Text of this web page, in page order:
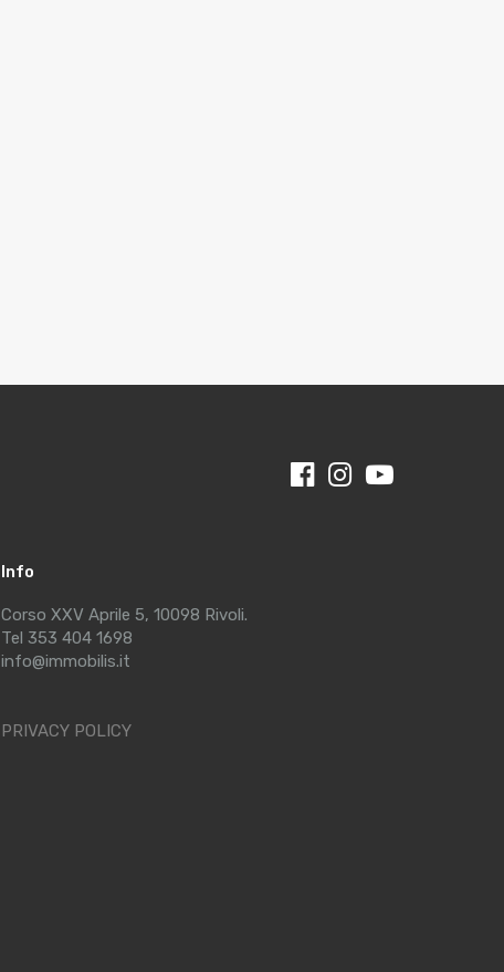
Info
Corso XXV Aprile 5, 10098 Rivoli.
Tel 353 404 1698
info@immobilis.it
PRIVACY POLICY